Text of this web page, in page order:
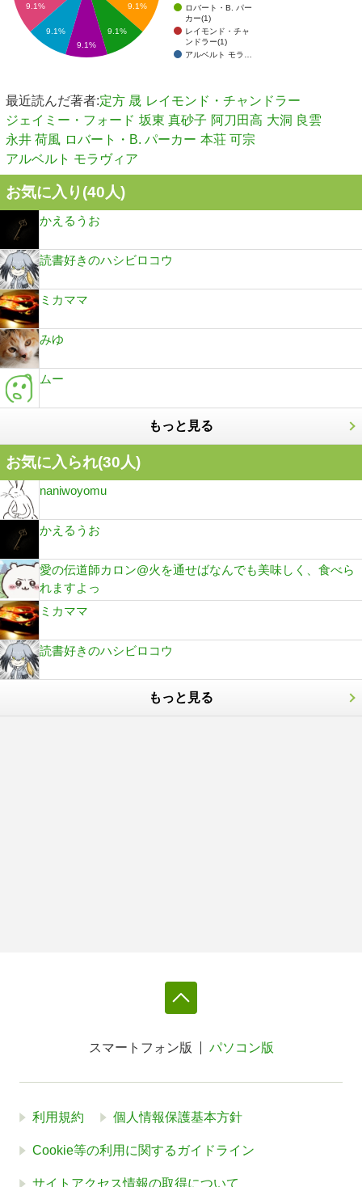
ロバート・B. パー
カー(1)
レイモンド・チャ
ンドラー(1)
アルベルト モラ…
9.1%
9.1%
9.1%
9.1%
9.1%
最近読んだ著者:定方 晟 レイモンド・チャンドラー
ジェイミー・フォード 坂東 真砂子 阿刀田高 大洞 良雲
永井 荷風 ロバート・B. パーカー 本荘 可宗
アルベルト モラヴィア
お気に入り(40人)
かえるうお
読書好きのハシビロコウ
ミカママ
みゆ
ムー
もっと見る
お気に入られ(30人)
naniwoyomu
かえるうお
愛の伝道師カロン@火を通せばなんでも美味しく、食べら
れますよっ
ミカママ
読書好きのハシビロコウ
もっと見る
スマートフォン版 パソコン版
利用規約 個人情報保護基本方針
Cookie等の利用に関するガイドライン
サイトアクセス情報の取得について